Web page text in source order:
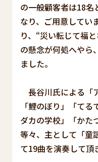
の一般顧客者は18名
なり、ご用意してい
り、“災い転じて福
の懸念が何処へやら
ました。
長谷川氏による「
「鯉のぼり」「て
ダカの学校」「かた
等々、主として「童
て19曲を演奏して頂